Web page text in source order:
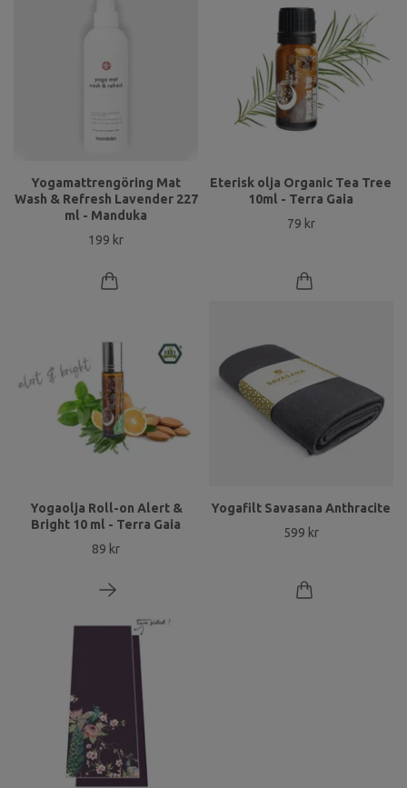
Yogamattrengöring Mat
Wash & Refresh Lavender 227
ml - Manduka
199 kr
Eterisk olja Organic Tea Tree
10ml - Terra Gaia
79 kr
Yogaolja Roll-on Alert &
Bright 10 ml - Terra Gaia
89 kr
Yogafilt Savasana Anthracite
599 kr